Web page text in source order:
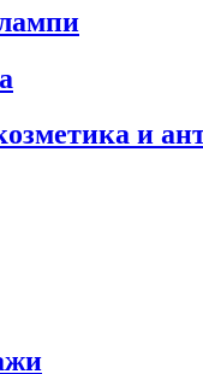
и